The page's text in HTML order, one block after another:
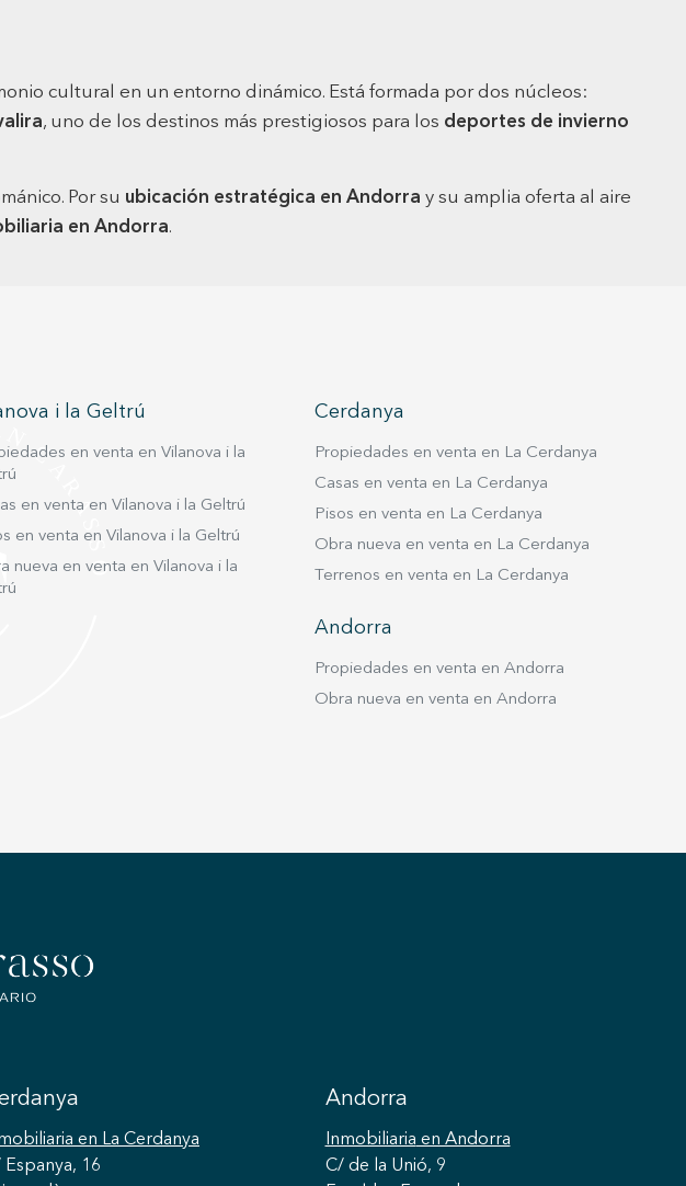
cultural en un entorno dinámico. Está formada por dos núcleos:
, uno de los destinos más prestigiosos para los deportes de invierno
Por su ubicación estratégica en Andorra y su amplia oferta al aire
en Andorra.
i la Geltrú
en venta en Vilanova i la
en venta en Vilanova i la Geltrú
en venta en Vilanova i la Geltrú
nueva en venta en Vilanova i la
Cerdanya
Propiedades en venta en La Cerdanya
Casas en venta en La Cerdanya
Pisos en venta en La Cerdanya
Obra nueva en venta en La Cerdanya
Terrenos en venta en La Cerdanya
Andorra
Propiedades en venta en Andorra
Obra nueva en venta en Andorra
en La Cerdanya
Espanya, 16
Andorra
Inmobiliaria en Andorra
C/ de la Unió, 9